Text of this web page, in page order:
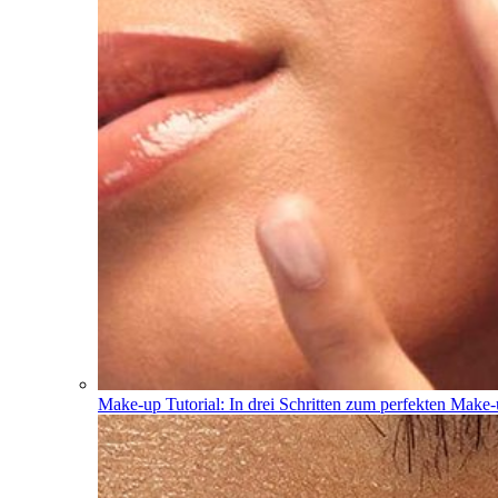
Make-up Tutorial: In drei Schritten zum perfekten